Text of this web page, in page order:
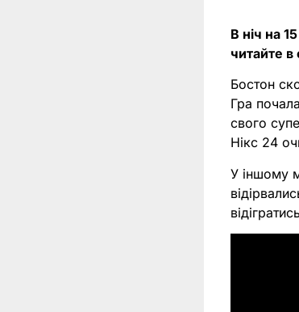
В ніч на
читайте в
Бостон
Гра
свого
Нікс 24
У іншому